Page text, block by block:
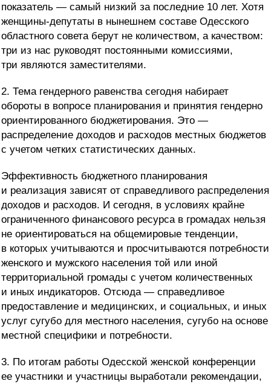
показатель — самый низкий за последние 10 лет. Хотя
женщины-депутаты в нынешнем составе Одесского
областного совета берут не количеством, а качеством:
три из нас руководят постоянными комиссиями,
три являются заместителями.
2. Тема гендерного равенства сегодня набирает
обороты в вопросе планирования и принятия гендерно
ориентированного бюджетирования. Это —
распределение доходов и расходов местных бюджетов
с учетом четких статистических данных.
Эффективность бюджетного планирования
и реализация зависят от справедливого распределения
доходов и расходов. И сегодня, в условиях крайне
ограниченного финансового ресурса в громадах нельзя
не ориентироваться на общемировые тенденции,
в которых учитываются и просчитываются потребности
женского и мужского населения той или иной
территориальной громады с учетом количественных
и иных индикаторов. Отсюда — справедливое
предоставление и медицинских, и социальных, и иных
услуг сугубо для местного населения, сугубо на основе
местной специфики и потребности.
3. По итогам работы Одесской женской конференции
ее участники и участницы выработали рекомендации,